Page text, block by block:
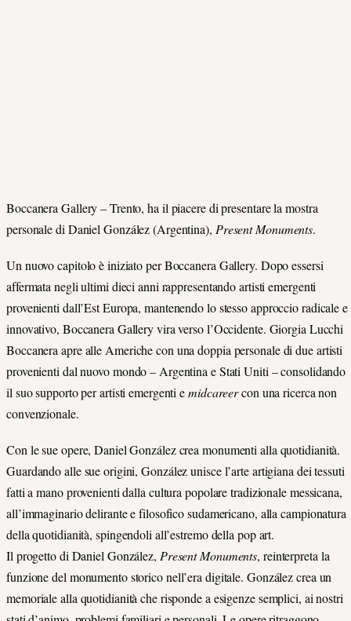
Boccanera Gallery – Trento, ha il piacere di presentare la mostra
personale di Daniel González (Argentina), Present Monuments.
Un nuovo capitolo è iniziato per Boccanera Gallery. Dopo essersi
affermata negli ultimi dieci anni rappresentando artisti emergenti
provenienti dall’Est Europa, mantenendo lo stesso approccio radicale e
innovativo, Boccanera Gallery vira verso l’Occidente. Giorgia Lucchi
Boccanera apre alle Americhe con una doppia personale di due artisti
provenienti dal nuovo mondo – Argentina e Stati Uniti – consolidando
il suo supporto per artisti emergenti emidcareercon una ricerca non
convenzionale.
Con le sue opere, Daniel González crea monumenti alla quotidianità.
Guardando alle sue origini, González unisce l’arte artigiana dei tessuti
fatti a mano provenienti dalla cultura popolare tradizionale messicana,
all’immaginario delirante e filosofico sudamericano, alla campionatura
della quotidianità, spingendoli all’estremo della pop art.
Il progetto di Daniel González, Present Monuments, reinterpreta la
funzione del monumento storico nell’era digitale. González crea un
memoriale alla quotidianità che risponde a esigenze semplici, ai nostri